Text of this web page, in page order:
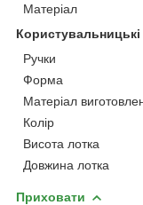
Матеріал
Ручки
Форма
Матеріал
Колір
Висота лотка
Довжина лотка
Приховати